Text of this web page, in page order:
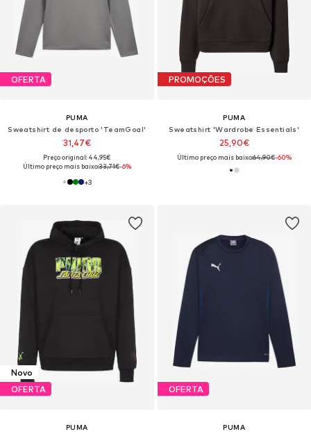
OFERTA
PUMA
Sweatshirt de desporto 'TeamGoal'
31,47€
Preço original: 44,95€
Último preço mais baixo:33,71€-6%
+3
PROMOÇÕES
PUMA
Sweatshirt 'Wardrobe Essentials'
25,90€
Último preço mais baixo:64,90€-60%
Novo
OFERTA
PUMA
OFERTA
PUMA